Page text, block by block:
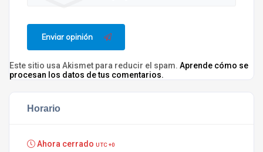
Enviar opinión
Este sitio usa Akismet para reducir el spam. Aprende cómo se
procesan los datos de tus comentarios.
Horario
Ahora cerrado UTC +0